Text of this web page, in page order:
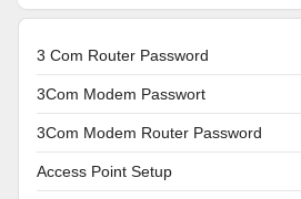
3 Com Router Password
3Com Modem Passwort
3Com Modem Router Password
Access Point Setup